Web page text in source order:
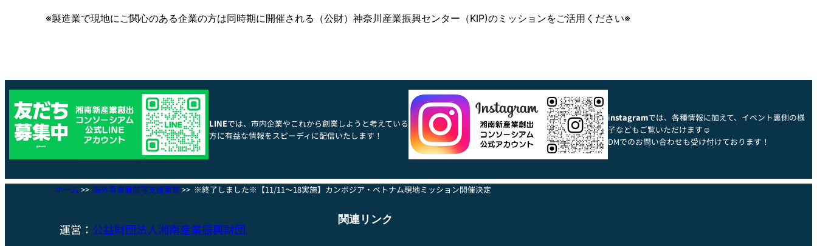
※製造業で現地にご関心のある企業の方は同時期に開催される（公財）神奈川産業振興センター（KIP)のミッションをご活用ください※
LINEでは、市内企業やこれから創業しようと考えている
方に有益な情報をスピーディに配信いたします！
instagramでは、各種情報に加えて、イベント裏側の様
子などもご覧いただけます☺
DMでのお問い合わせも受け付けております！
ホーム >>海外事業展開等支援事業 >> ※終了しました※【11/11～18実施】カンボジア・ベトナム現地ミッション開催決定
運営： 公益財団法人湘南産業振興財団
関連リンク